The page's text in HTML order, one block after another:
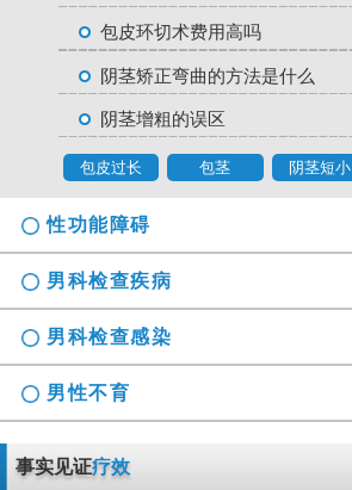
包皮环切术费用高吗
阴茎矫正弯曲的方法是什么
阴茎增粗的误区
包皮过长 包茎 阴茎短小
性功能障碍
勃起时间短硬度不够怎么办
男科检查疾病
男科检查感染
男性不育
事实见证疗效